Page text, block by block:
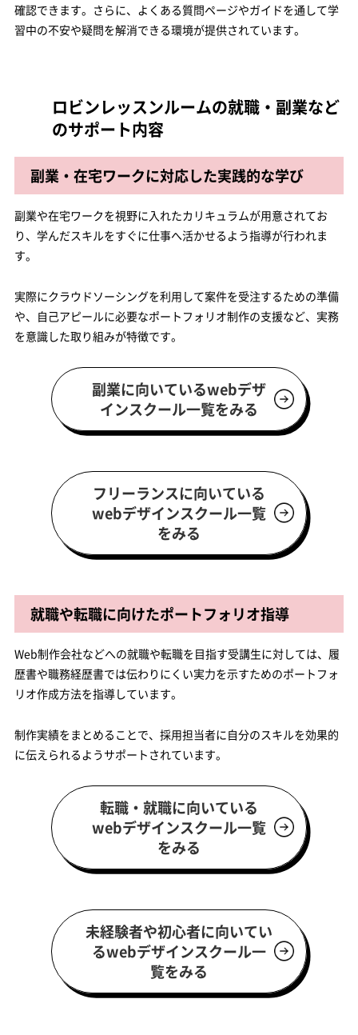
確認できます。さらに、よくある質問ページやガイドを通して学
習中の不安や疑問を解消できる環境が提供されています。
ロビンレッスンルームの就職・副業など
のサポート内容
副業・在宅ワークに対応した実践的な学び
副業や在宅ワークを視野に入れたカリキュラムが用意されてお
り、学んだスキルをすぐに仕事へ活かせるよう指導が行われま
す。
実際にクラウドソーシングを利用して案件を受注するための準備
や、自己アピールに必要なポートフォリオ制作の支援など、実務
を意識した取り組みが特徴です。
副業に向いているwebデザ
インスクール一覧をみる
フリーランスに向いている
webデザインスクール一覧
をみる
就職や転職に向けたポートフォリオ指導
Web制作会社などへの就職や転職を目指す受講生に対しては、履
歴書や職務経歴書では伝わりにくい実力を示すためのポートフォ
リオ作成方法を指導しています。
制作実績をまとめることで、採用担当者に自分のスキルを効果的
に伝えられるようサポートされています。
転職・就職に向いている
webデザインスクール一覧
をみる
未経験者や初心者に向いてい
るwebデザインスクール一
覧をみる